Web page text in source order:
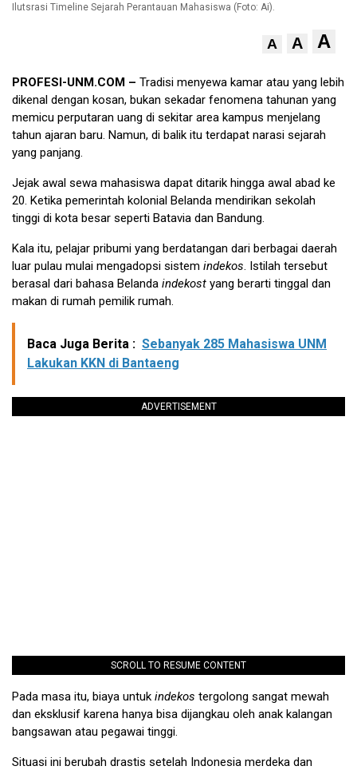
Ilutsrasi Timeline Sejarah Perantauan Mahasiswa (Foto: Ai).
A A A
PROFESI-UNM.COM – Tradisi menyewa kamar atau yang lebih
dikenal dengan kosan, bukan sekadar fenomena tahunan yang
memicu perputaran uang di sekitar area kampus menjelang
tahun ajaran baru. Namun, di balik itu terdapat narasi sejarah
yang panjang.
Jejak awal sewa mahasiswa dapat ditarik hingga awal abad ke
20. Ketika pemerintah kolonial Belanda mendirikan sekolah
tinggi di kota besar seperti Batavia dan Bandung.
Kala itu, pelajar pribumi yang berdatangan dari berbagai daerah
luar pulau mulai mengadopsi sistem indekos. Istilah tersebut
berasal dari bahasa Belanda indekost yang berarti tinggal dan
makan di rumah pemilik rumah.
Baca Juga Berita : Sebanyak 285 Mahasiswa UNM
Lakukan KKN di Bantaeng
ADVERTISEMENT
SCROLL TO RESUME CONTENT
Pada masa itu, biaya untuk indekos tergolong sangat mewah
dan eksklusif karena hanya bisa dijangkau oleh anak kalangan
bangsawan atau pegawai tinggi.
Situasi ini berubah drastis setelah Indonesia merdeka dan